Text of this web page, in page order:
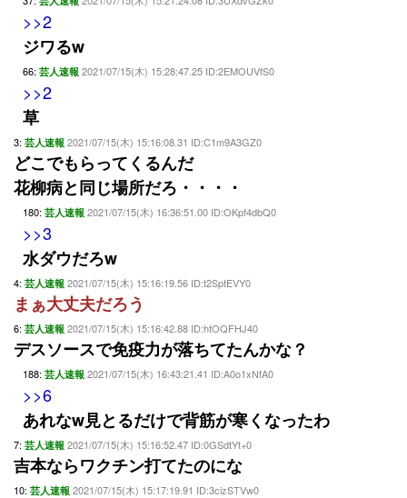
>>2
ジワるw
66: 芸人速報 2021/07/15(木) 15:28:47.25 ID:2EMOUVfS0
>>2
草
3: 芸人速報 2021/07/15(木) 15:16:08.31 ID:C1m9A3GZ0
どこでもらってくるんだ
花柳病と同じ場所だろ・・・・
180: 芸人速報 2021/07/15(木) 16:36:51.00 ID:OKpf4dbQ0
>>3
水ダウだろw
4: 芸人速報 2021/07/15(木) 15:16:19.56 ID:t2SptEVY0
まぁ大丈夫だろう
6: 芸人速報 2021/07/15(木) 15:16:42.88 ID:htOQFHJ40
デスソースで免疫力が落ちてたんかな？
188: 芸人速報 2021/07/15(木) 16:43:21.41 ID:A0o1xNfA0
>>6
あれなw見とるだけで背筋が寒くなったわ
7: 芸人速報 2021/07/15(木) 15:16:52.47 ID:0GSdtYt+0
吉本ならワクチン打てたのにな
10: 芸人速報 2021/07/15(木) 15:17:19.91 ID:3cizSTVw0